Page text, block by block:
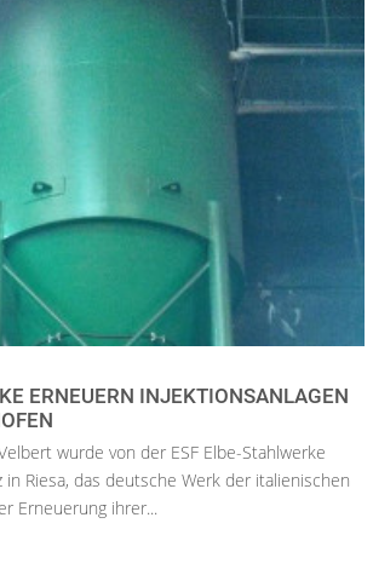
ERNEUERN INJEKTIONSANLAGEN
wurde von der ESF Elbe-Stahlwerke
in Riesa, das deutsche Werk der italienischen
Erneuerung ihrer...